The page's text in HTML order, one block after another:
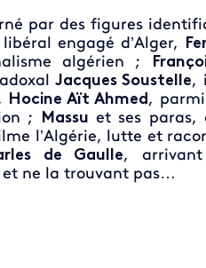
par des figures
engagé d’Alger,
algérien ;
Jacques Soustelle,
Hocine Aït Ahmed,
;
Massu et ses paras,
l’Algérie, lutte et
de Gaulle, arrivant
et ne la trouvant pas…